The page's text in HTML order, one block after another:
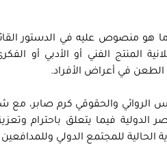
المنتج الفني أو الأدبي أو
الطعن في أعراض الأفراد.
الروائي والحقوقي كرم صابر، مع
الدولية فيما يتعلق باحترام
للمجتمع الدولي